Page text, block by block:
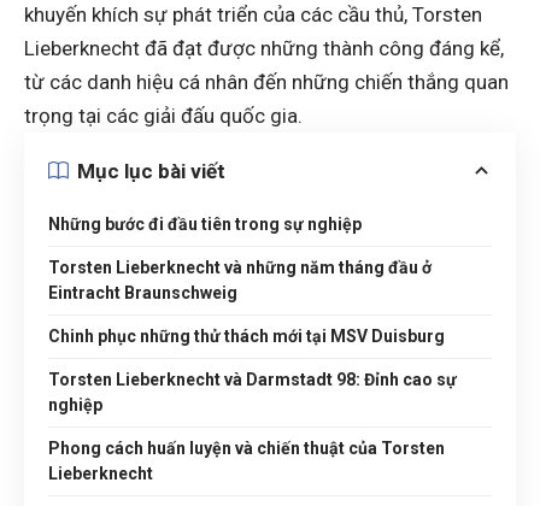
khuyến khích sự phát triển của các cầu thủ, Torsten
Lieberknecht đã đạt được những thành công đáng kể,
từ các danh hiệu cá nhân đến những chiến thắng quan
trọng tại các giải đấu quốc gia.
Mục lục bài viết
Những bước đi đầu tiên trong sự nghiệp
Torsten Lieberknecht và những năm tháng đầu ở
Eintracht Braunschweig
Chinh phục những thử thách mới tại MSV Duisburg
Torsten Lieberknecht và Darmstadt 98: Đỉnh cao sự
nghiệp
Phong cách huấn luyện và chiến thuật của Torsten
Lieberknecht